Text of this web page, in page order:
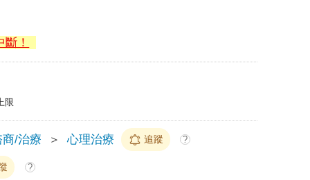
！
限
/治療 ＞ 心理治療 追蹤 ?
?